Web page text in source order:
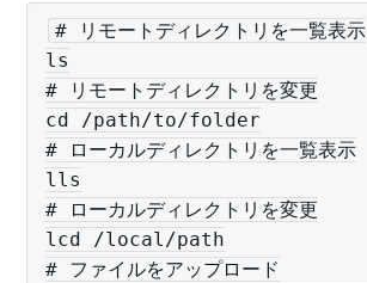
# リモートディレクトリを一覧表示
ls
# リモートディレクトリを変更
cd /path/to/folder
# ローカルディレクトリを一覧表示
lls
# ローカルディレクトリを変更
lcd /local/path
# ファイルをアップロード